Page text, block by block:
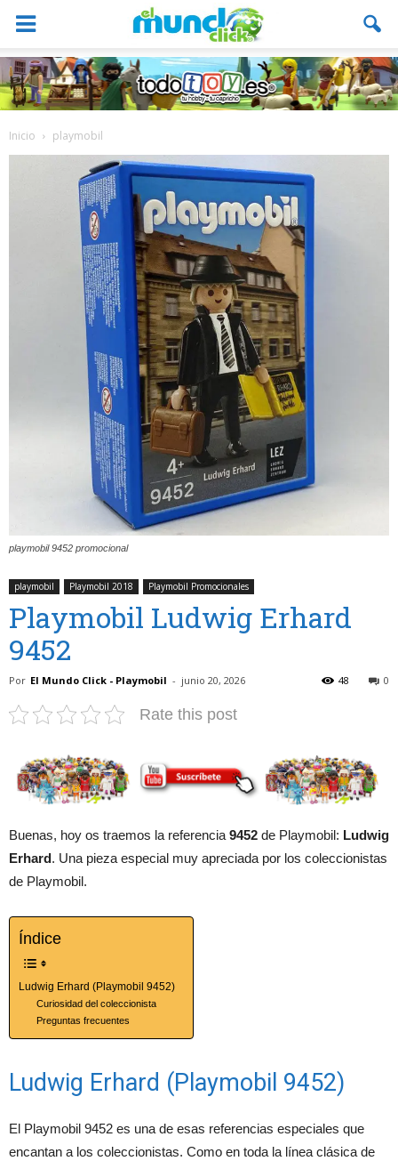
Inicio playmobil
playmobil 9452 promocional
playmobil Playmobil 2018 Playmobil Promocionales
Playmobil Ludwig Erhard
9452
Por El Mundo Click - Playmobil - junio 20, 2026 0
48
Rate this post
Buenas, hoy os traemos la referencia 9452 de Playmobil: Ludwig
Erhard. Una pieza especial muy apreciada por los coleccionistas
de Playmobil.
Índice
Ludwig Erhard (Playmobil 9452)
Curiosidad del coleccionista
Preguntas frecuentes
Ludwig Erhard (Playmobil 9452)
El Playmobil 9452 es una de esas referencias especiales que
encantan a los coleccionistas. Como en toda la línea clásica de